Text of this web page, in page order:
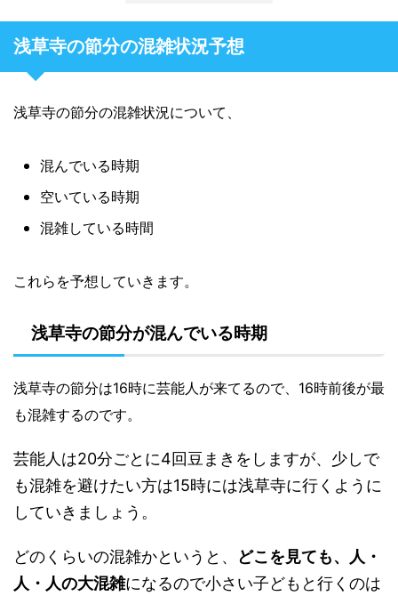
浅草寺の節分の混雑状況予想
浅草寺の節分の混雑状況について、
混んでいる時期
空いている時期
混雑している時間
これらを予想していきます。
浅草寺の節分が混んでいる時期
浅草寺の節分は16時に芸能人が来てるので、16時前後が最
も混雑するのです。
芸能人は20分ごとに4回豆まきをしますが、少しで
も混雑を避けたい方は15時には浅草寺に行くように
していきましょう。
どのくらいの混雑かというと、 どこを見ても、人・
人・人の大混雑になるので小さい子どもと行くのは